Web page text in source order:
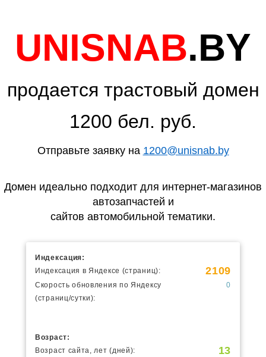
UNISNAB.BY
продается трастовый домен
1200 бел. руб.
Отправьте заявку на 1200@unisnab.by
Домен идеально подходит для интернет-магазинов
автозапчастей и
сайтов автомобильной тематики.
Индексация:
Индексация в Яндексе (страниц):
2109
Скорость обновления по Яндексу
(страниц/сутки):
0
Возраст:
Возраст сайта, лет (дней):
13